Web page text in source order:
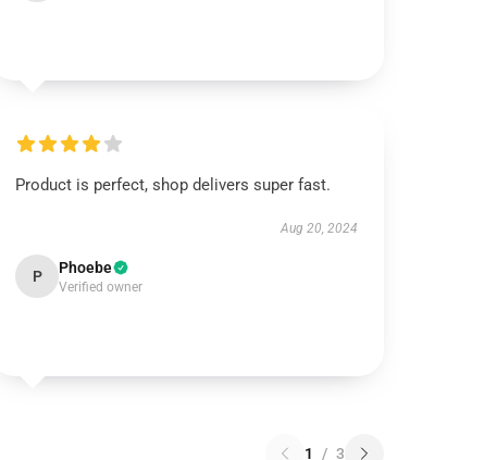
Product is perfect, shop delivers super fast.
Aug 20, 2024
P Phoebe
Verified owner
1 / 3